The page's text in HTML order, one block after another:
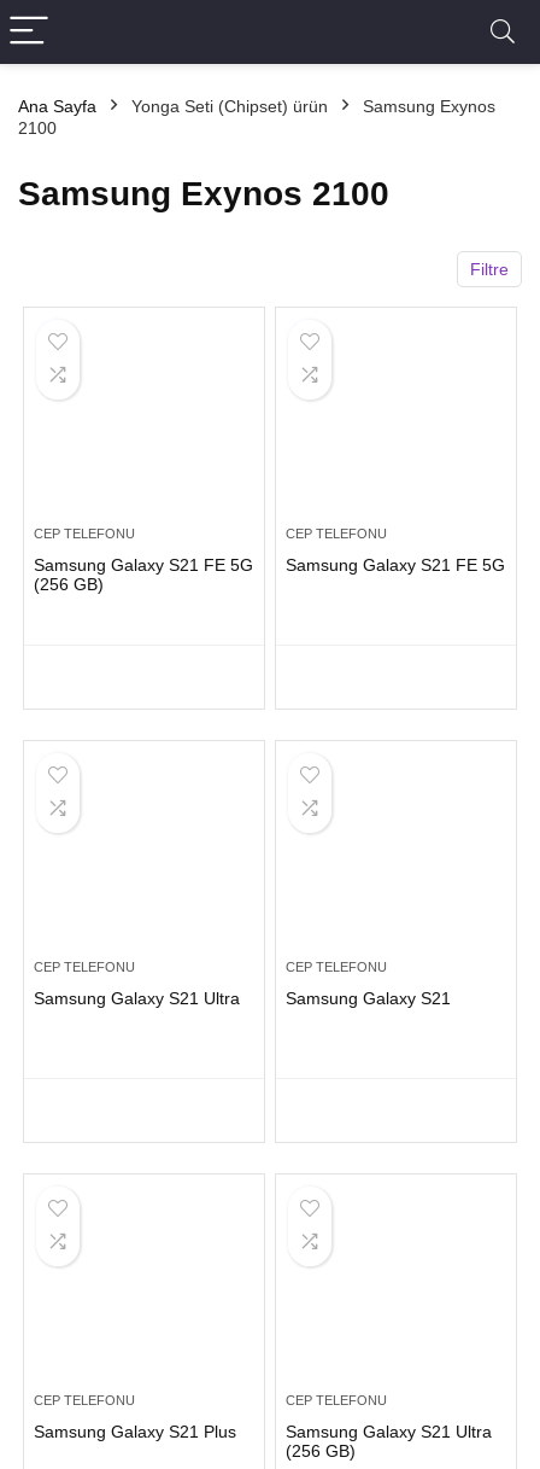
Ana Sayfa Yonga Seti (Chipset) ürün
Samsung Exynos
2100
Samsung Exynos 2100
Filtre
CEP TELEFONU
Samsung Galaxy S21 FE 5G
(256 GB)
CEP TELEFONU
Samsung Galaxy S21 FE 5G
CEP TELEFONU
Samsung Galaxy S21 Ultra
CEP TELEFONU
Samsung Galaxy S21
CEP TELEFONU
Samsung Galaxy S21 Plus
CEP TELEFONU
Samsung Galaxy S21 Ultra
(256 GB)